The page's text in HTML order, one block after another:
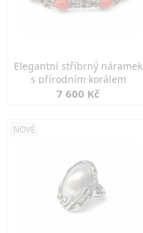
Elegantní stříbrný náramek
s přírodním korálem
7 600 Kč
NOVÉ